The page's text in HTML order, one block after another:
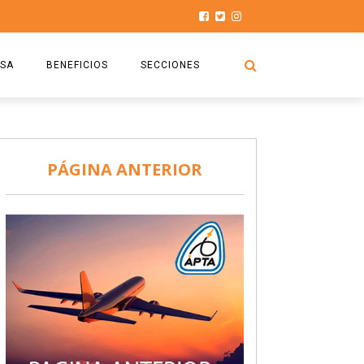
BENEFICIOS
COMISIÓN
SECCIONES
SEGURIDAD AÉREA
TURISMO Y RECREACIÓN
VIDEOS
PÁGINA ANTERIOR